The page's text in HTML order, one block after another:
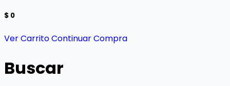
$ 0
Ver CarritoContinuar Compra
Buscar